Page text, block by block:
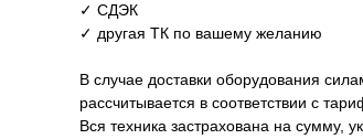
✓ СДЭК
✓ другая ТК по вашему желанию
В случае доставки оборудования
рассчитывается в соответствии с
Вся техника застрахована на сумму,